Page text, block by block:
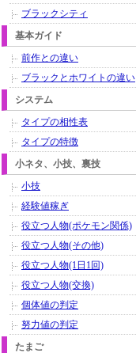
ブラックシティ
基本ガイド
前作との違い
ブラックとホワイトの違い
システム
タイプの相性表
タイプの特徴
小ネタ、小技、裏技
小技
経験値稼ぎ
役立つ人物(ポケモン関係)
役立つ人物(その他)
役立つ人物(1日1回)
役立つ人物(交換)
個体値の判定
努力値の判定
たまご